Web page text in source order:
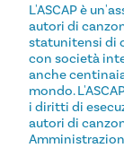
L'ASCAP è
autori di
statunitensi di
con società
anche
mondo.
i diritti di
autori di